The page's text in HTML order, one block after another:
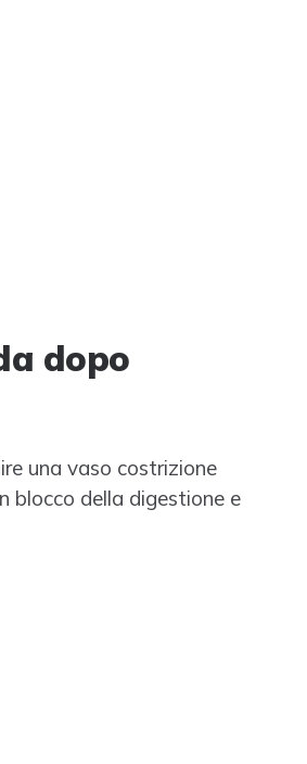
dopo
una vaso costrizione
blocco della digestione e